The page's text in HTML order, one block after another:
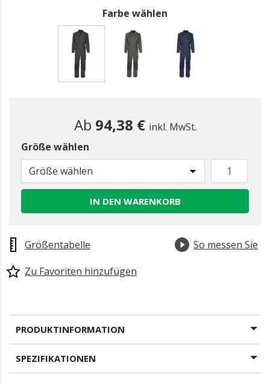
Farbe wählen
Ab 94,38 € inkl. MwSt.
Größe wählen
Größe wählen
IN DEN WARENKORB
Größentabelle
So messen Sie
Zu Favoriten hinzufügen
PRODUKTINFORMATION
SPEZIFIKATIONEN